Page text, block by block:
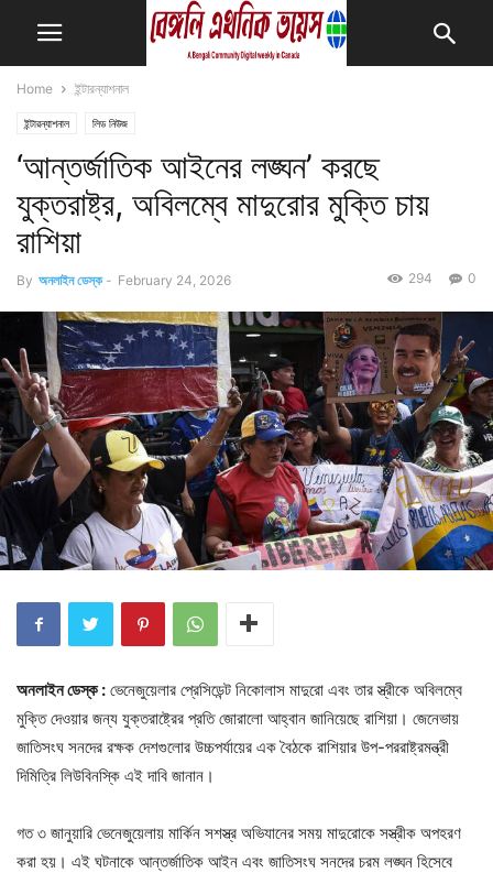
Home ইন্টারন্যাশনাল
ইন্টারন্যাশনাল লিড নিউজ
‘আন্তর্জাতিক আইনের লঙ্ঘন’ করছে
যুক্তরাষ্ট্র, অবিলম্বে মাদুরোর মুক্তি চায়
রাশিয়া
By অনলাইন ডেস্ক - February 24, 2026 0
294
অনলাইন ডেস্ক : ভেনেজুয়েলার প্রেসিডেন্ট নিকোলাস মাদুরো এবং তার স্ত্রীকে অবিলম্বে
মুক্তি দেওয়ার জন্য যুক্তরাষ্ট্রের প্রতি জোরালো আহ্বান জানিয়েছে রাশিয়া। জেনেভায়
জাতিসংঘ সনদের রক্ষক দেশগুলোর উচ্চপর্যায়ের এক বৈঠকে রাশিয়ার উপ-পররাষ্ট্রমন্ত্রী
দিমিত্রি লিউবিনস্কি এই দাবি জানান।
গত ৩ জানুয়ারি ভেনেজুয়েলায় মার্কিন সশস্ত্র অভিযানের সময় মাদুরোকে সস্ত্রীক অপহরণ
করা হয়। এই ঘটনাকে আন্তর্জাতিক আইন এবং জাতিসংঘ সনদের চরম লঙ্ঘন হিসেবে